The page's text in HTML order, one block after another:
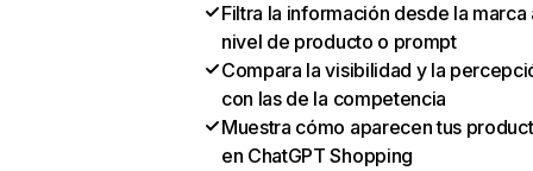
Filtra la información desde la marca
nivel de producto o prompt
Compara la visibilidad y la
con las de la competencia
Muestra cómo aparecen tus
en ChatGPT Shopping